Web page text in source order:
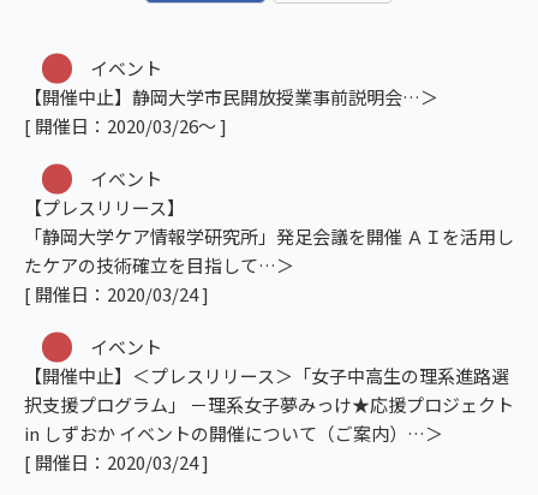
イベント
【開催中止】静岡大学市民開放授業事前説明会
[ 開催日：2020/03/26～ ]
イベント
【プレスリリース】
「静岡大学ケア情報学研究所」発足会議を開催 ＡＩを活用し
たケアの技術確立を目指して
[ 開催日：2020/03/24 ]
イベント
【開催中止】＜プレスリリース＞「女子中高生の理系進路選
択支援プログラム」 －理系女子夢みっけ★応援プロジェクト
in しずおか イベントの開催について（ご案内）
[ 開催日：2020/03/24 ]